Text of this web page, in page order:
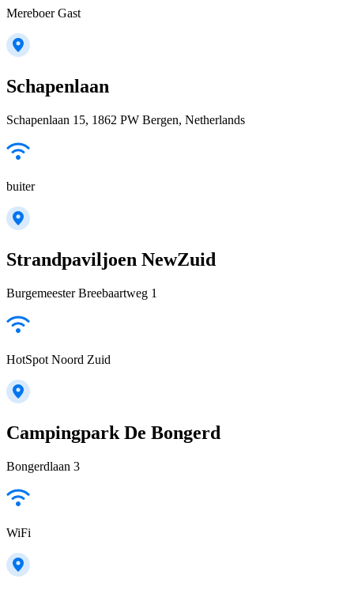
Mereboer Gast
Schapenlaan
Schapenlaan 15, 1862 PW Bergen, Netherlands
buiter
Strandpaviljoen NewZuid
Burgemeester Breebaartweg 1
HotSpot Noord Zuid
Campingpark De Bongerd
Bongerdlaan 3
WiFi